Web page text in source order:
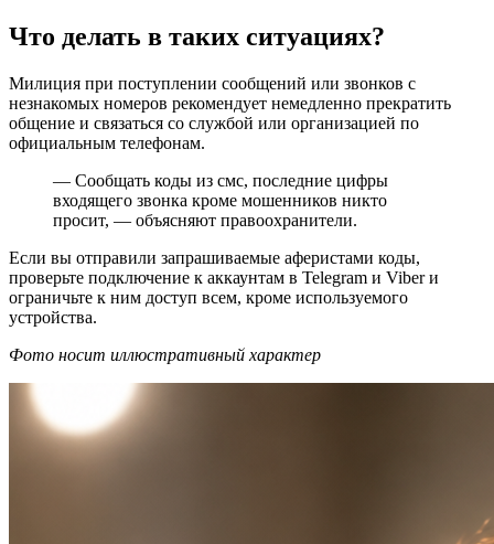
Что делать в таких ситуациях?
Милиция при поступлении сообщений или звонков с
незнакомых номеров рекомендует немедленно прекратить
общение и связаться со службой или организацией по
официальным телефонам.
— Сообщать коды из смс, последние цифры
входящего звонка кроме мошенников никто
просит, — объясняют правоохранители.
Если вы отправили запрашиваемые аферистами коды,
проверьте подключение к аккаунтам в Telegram и Viber и
ограничьте к ним доступ всем, кроме используемого
устройства.
Фото носит иллюстративный характер